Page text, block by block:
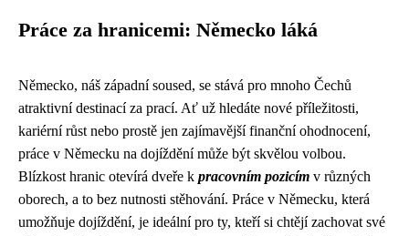
Práce za hranicemi: Německo láká
Německo, náš západní soused, se stává pro mnoho Čechů
atraktivní destinací za prací. Ať už hledáte nové příležitosti,
kariérní růst nebo prostě jen zajímavější finanční ohodnocení,
práce v Německu na dojíždění může být skvělou volbou.
Blízkost hranic otevírá dveře k pracovním pozicím v různých
oborech, a to bez nutnosti stěhování. Práce v Německu, která
umožňuje dojíždění, je ideální pro ty, kteří si chtějí zachovat své